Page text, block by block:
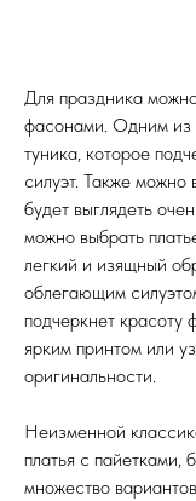
Для праздника
фасонами. Одним из
туника, которое
силуэт. Также можно
будет выглядеть
можно выбрать
легкий и изящный
облегающим
подчеркнет красоту
ярким принтом или
оригинальности.
Неизменной
платья с пайетками,
множество